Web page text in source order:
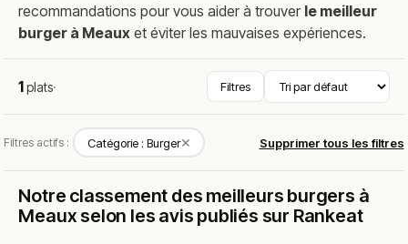
recommandations pour vous aider à trouver le meilleur
burger à Meaux et éviter les mauvaises expériences.
1plats· Filtres
Filtres actifs : Catégorie : Burger✕ Supprimer tous les filtres
Notre classement des meilleurs burgers à
Meaux selon les avis publiés sur Rankeat